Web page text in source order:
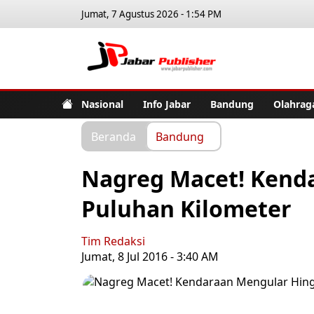
Jumat, 7 Agustus 2026 - 1:54 PM
Nasional Info Jabar Bandung
Beranda Bandung
Nagreg Macet!
Puluhan Kilometer
Tim Redaksi
Jumat, 8 Jul 2016 - 3:40 AM